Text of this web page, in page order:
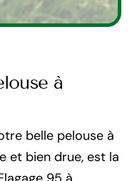
à
belle pelouse à
et bien drue, est la